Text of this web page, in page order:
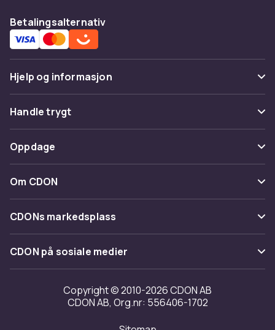
Betalingsalternativ
Hjelp og informasjon
Vanlige spørsmål
Spor pakke
Angre & returner her
Kontakt oss
Handle trygt
Betaling
Levering
Tilbakekallinger
Oppdage
Kategorier
Varemerker
Om CDON
Om oss
Kundeanmeldelser
Jobbe på CDON
Investor relations
Tilgjengelighet
CDONs markedsplass
Merchant Help Center
CDON på sosiale medier
Copyright © 2010-2026 CDON AB
CDON AB, Org.nr: 556406-1702